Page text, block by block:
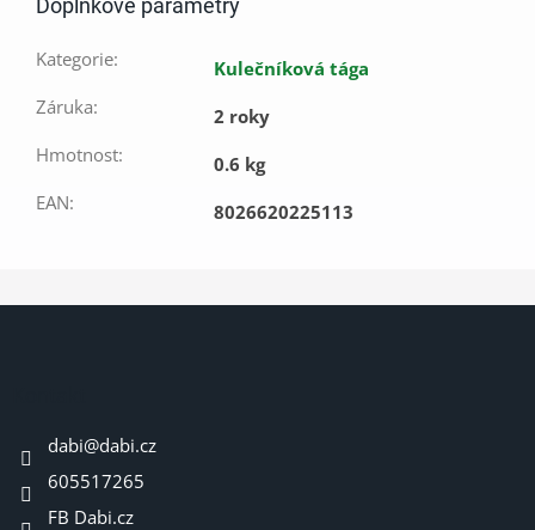
Doplňkové parametry
Kategorie:
Kulečníková tága
Záruka:
2 roky
Hmotnost:
0.6 kg
EAN: 8026620225113
dabi@dabi.cz
605517265
FB Dabi.cz